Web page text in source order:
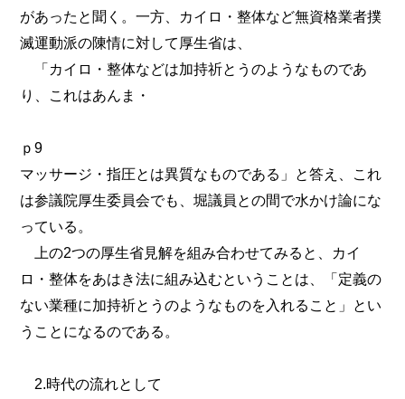
があったと聞く。一方、カイロ・整体など無資格業者撲
滅運動派の陳情に対して厚生省は、
「カイロ・整体などは加持祈とうのようなものであ
り、これはあんま・
ｐ9
マッサージ・指圧とは異質なものである」と答え、これ
は参議院厚生委員会でも、堀議員との間で水かけ論にな
っている。
上の2つの厚生省見解を組み合わせてみると、カイ
ロ・整体をあはき法に組み込むということは、「定義の
ない業種に加持祈とうのようなものを入れること」とい
うことになるのである。
2.時代の流れとして